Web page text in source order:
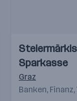
Videos
Einblicke
Einblicke
Sparkasse
Graz
Banken,